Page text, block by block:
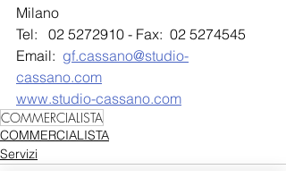
Milano
Tel:   02 5272910 - Fax:  02 5274545
Email: gf.cassano@studio-
cassano.com
www.studio-cassano.com
COMMERCIALISTA
COMMERCIALISTA
Servizi